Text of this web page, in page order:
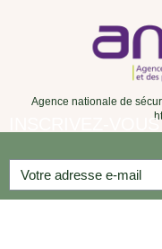
Agence nationale de
INSCRIVEZ-